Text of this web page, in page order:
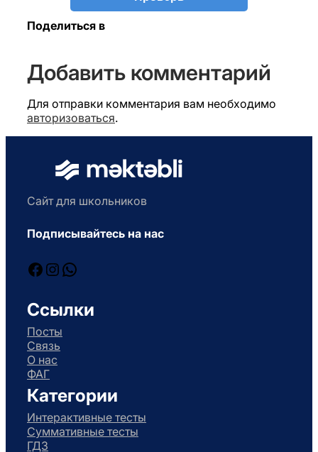
Поделиться в
Добавить комментарий
Для отправки комментария вам необходимо
авторизоваться.
Сайт для школьников
Подписывайтесь на нас
Facebook
Instagram
WhatsApp
Ссылки
Посты
Связь
О нас
ФАГ
Категории
Интерактивные тесты
Суммативные тесты
ГДЗ